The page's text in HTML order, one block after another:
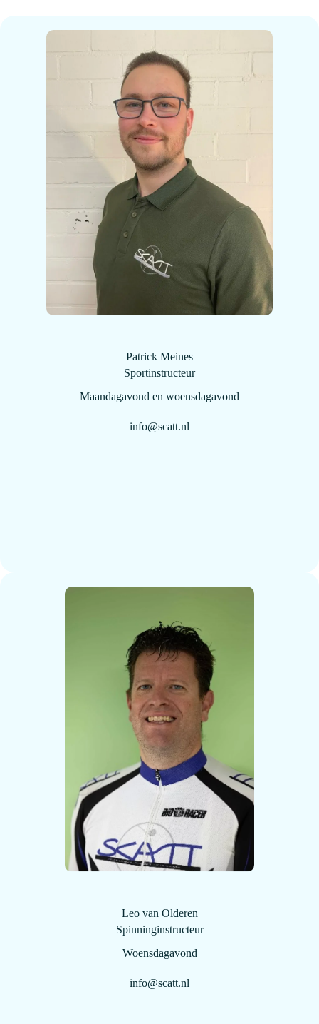
Patrick Meines
Sportinstructeur
Maandagavond en woensdagavond
info@scatt.nl
Leo van Olderen
Spinninginstructeur
Woensdagavond
info@scatt.nl